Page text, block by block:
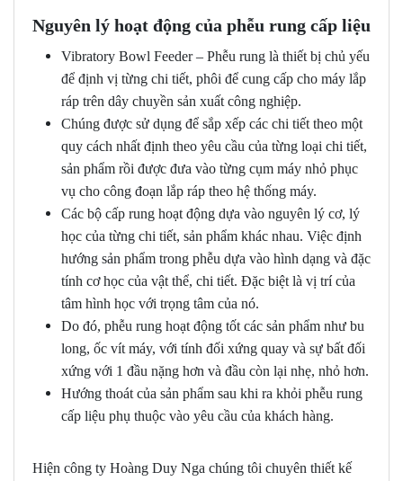
Nguyên lý hoạt động của phễu rung cấp liệu
Vibratory Bowl Feeder – Phễu rung là thiết bị chủ yếu
để định vị từng chi tiết, phôi để cung cấp cho máy lắp
ráp trên dây chuyền sản xuất công nghiệp.
Chúng được sử dụng để sắp xếp các chi tiết theo một
quy cách nhất định theo yêu cầu của từng loại chi tiết,
sản phẩm rồi được đưa vào từng cụm máy nhỏ phục
vụ cho công đoạn lắp ráp theo hệ thống máy.
Các bộ cấp rung hoạt động dựa vào nguyên lý cơ, lý
học của từng chi tiết, sản phẩm khác nhau. Việc định
hướng sản phẩm trong phễu dựa vào hình dạng và đặc
tính cơ học của vật thể, chi tiết. Đặc biệt là vị trí của
tâm hình học với trọng tâm của nó.
Do đó, phễu rung hoạt động tốt các sản phẩm như bu
long, ốc vít máy, với tính đối xứng quay và sự bất đối
xứng với 1 đầu nặng hơn và đầu còn lại nhẹ, nhỏ hơn.
Hướng thoát của sản phẩm sau khi ra khỏi phễu rung
cấp liệu phụ thuộc vào yêu cầu của khách hàng.
Hiện công ty Hoàng Duy Nga chúng tôi chuyên thiết kế